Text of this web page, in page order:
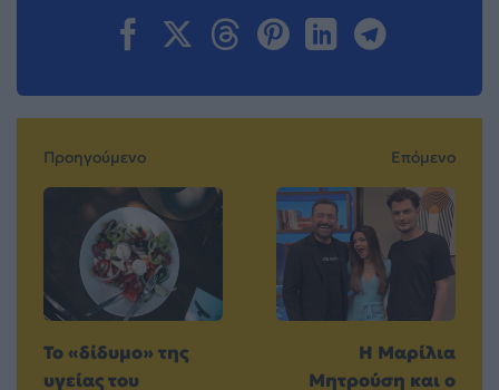
Προηγούμενο
Το «δίδυμο» της
υγείας του
Επόμενο
Η Μαρίλια
Μητρούση και ο